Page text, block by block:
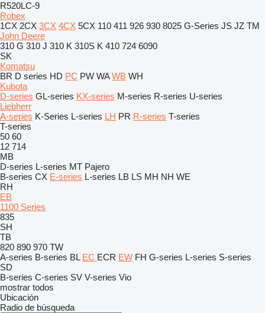
R520LC-9
Robex
1CX 2CX 3CX 4CX 5CX 110 411 926 930 8025 G-Series JS JZ TM
John Deere
310 G 310 J 310 K 310S K 410 724 6090
SK
Komatsu
BR D series HD PC PW WA WB WH
Kubota
D-series GL-series KX-series M-series R-series U-series
Liebherr
A-series K-Series L-series LH PR R-series T-series
T-series
50 60
12 714
MB
D-series L-series MT Pajero
B-series CX E-series L-series LB LS MH NH WE
RH
EB
1100 Series
835
SH
TB
820 890 970 TW
A-series B-series BL EC ECR EW FH G-series L-series S-series
SD
B-series C-series SV V-series Vio
mostrar todos
Ubicación
Radio de búsqueda